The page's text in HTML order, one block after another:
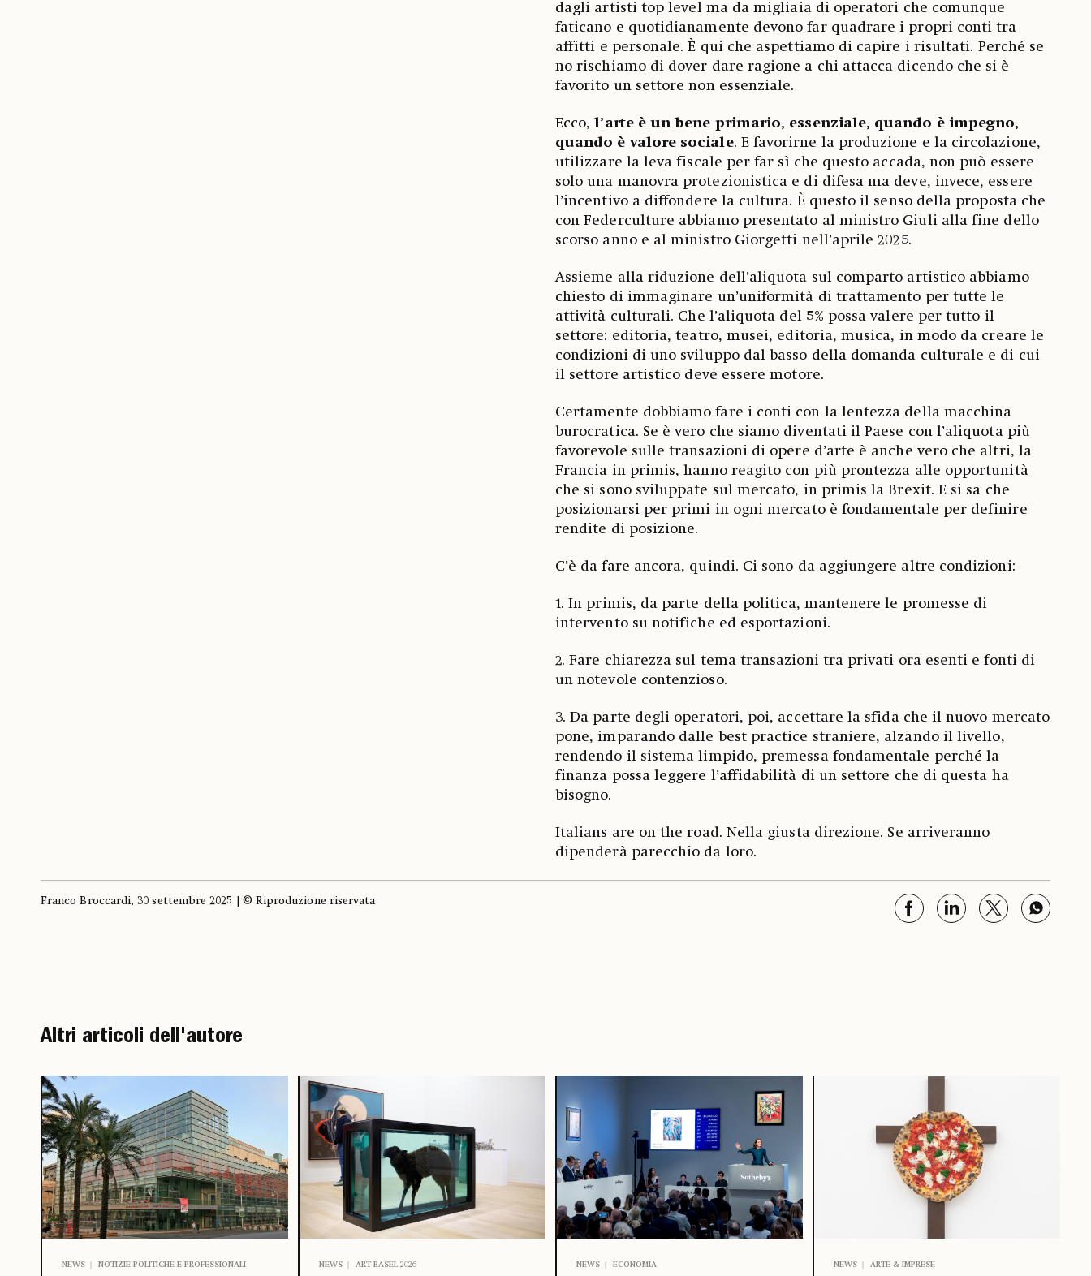
dagli artisti top level ma da migliaia di operatori che comunque
faticano e quotidianamente devono far quadrare i propri conti tra
affitti e personale. È qui che aspettiamo di capire i risultati. Perché se
no rischiamo di dover dare ragione a chi attacca dicendo che si è
favorito un settore non essenziale.
Ecco, l’arte è un bene primario, essenziale, quando è impegno,
quando è valore sociale. E favorirne la produzione e la circolazione,
utilizzare la leva fiscale per far sì che questo accada, non può essere
solo una manovra protezionistica e di difesa ma deve, invece, essere
l’incentivo a diffondere la cultura. È questo il senso della proposta che
con Federculture abbiamo presentato al ministro Giuli alla fine dello
scorso anno e al ministro Giorgetti nell’aprile 2025.
Assieme alla riduzione dell’aliquota sul comparto artistico abbiamo
chiesto di immaginare un’uniformità di trattamento per tutte le
attività culturali. Che l’aliquota del 5% possa valere per tutto il
settore: editoria, teatro, musei, editoria, musica, in modo da creare le
condizioni di uno sviluppo dal basso della domanda culturale e di cui
il settore artistico deve essere motore.
Certamente dobbiamo fare i conti con la lentezza della macchina
burocratica. Se è vero che siamo diventati il Paese con l’aliquota più
favorevole sulle transazioni di opere d’arte è anche vero che altri, la
Francia in primis, hanno reagito con più prontezza alle opportunità
che si sono sviluppate sul mercato, in primis la Brexit. E si sa che
posizionarsi per primi in ogni mercato è fondamentale per definire
rendite di posizione.
C’è da fare ancora, quindi. Ci sono da aggiungere altre condizioni:
1. In primis, da parte della politica, mantenere le promesse di
intervento su notifiche ed esportazioni.
2. Fare chiarezza sul tema transazioni tra privati ora esenti e fonti di
un notevole contenzioso.
3. Da parte degli operatori, poi, accettare la sfida che il nuovo mercato
pone, imparando dalle best practice straniere, alzando il livello,
rendendo il sistema limpido, premessa fondamentale perché la
finanza possa leggere l’affidabilità di un settore che di questa ha
bisogno.
Italians are on the road. Nella giusta direzione. Se arriveranno
dipenderà parecchio da loro.
Franco Broccardi, 30 settembre 2025 | © Riproduzione riservata
Altri articoli dell'autore
NEWS NOTIZIE POLITICHE E PROFESSIONALI NEWS ART BASEL 2026 NEWS ECONOMIA NEWS ARTE & IMPRESE